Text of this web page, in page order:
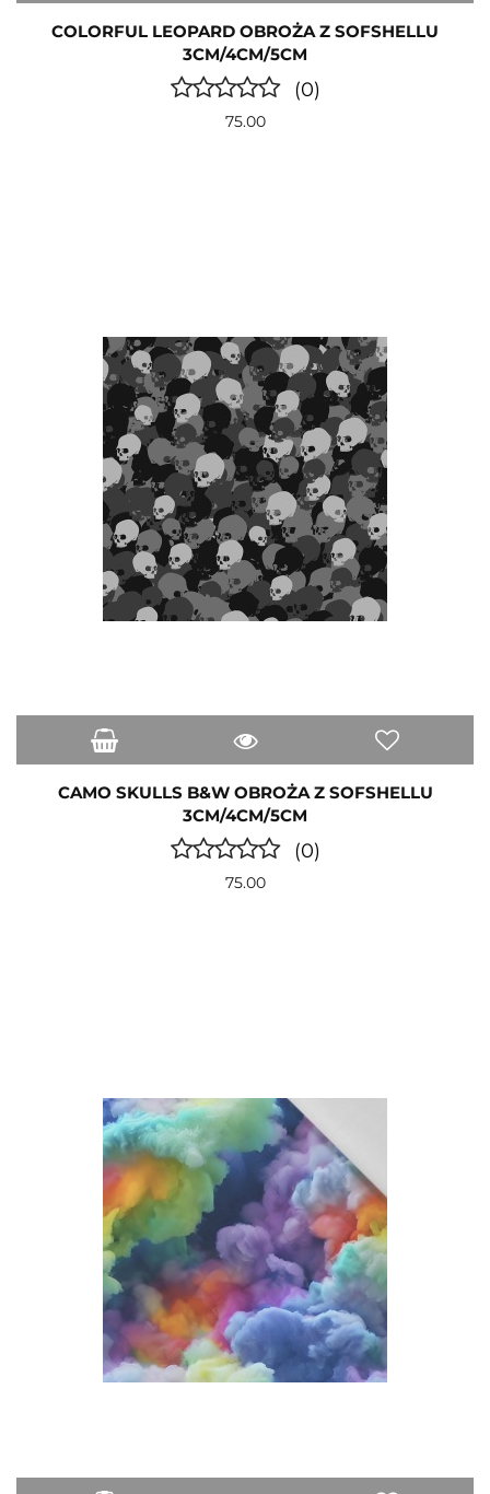
COLORFUL LEOPARD OBROŻA Z SOFSHELLU
3CM/4CM/5CM
(0)
75.00
CAMO SKULLS B&W OBROŻA Z SOFSHELLU
3CM/4CM/5CM
(0)
75.00